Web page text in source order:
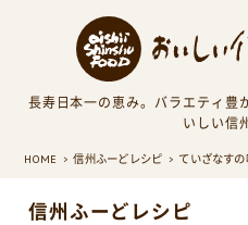
長寿日本一の恵み。バラエティ豊
いしい信
HOME 信州ふーどレシピ ていざなすの
信州ふーどレシピ